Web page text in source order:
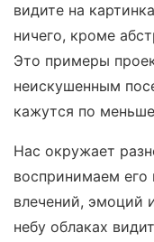
видите на
ничего, кроме
Это примеры
неискушенным
кажутся по
Нас окружает
воспринимаем
влечений, эмоций
небу облаках